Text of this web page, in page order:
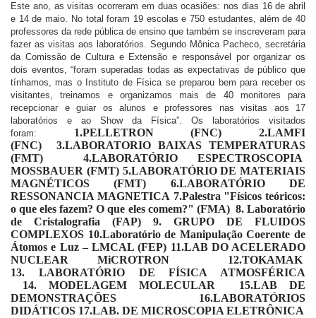
Este ano, as visitas ocorreram em duas ocasiões: nos dias 16 de abril
e 14 de maio. No total foram 19 escolas e 750 estudantes, além de 40
professores da rede pública de ensino que também se inscreveram para
fazer as visitas aos laboratórios. Segundo Mônica Pacheco, secretária
da Comissão de Cultura e Extensão e responsável por organizar os
dois eventos, “foram superadas todas as expectativas de público que
tínhamos, mas o Instituto de Física se preparou bem para receber os
visitantes, treinamos e organizamos mais de 40 monitores para
recepcionar e guiar os alunos e professores nas visitas aos 17
laboratórios e ao Show da Física”. Os laboratórios visitados
foram: 1.PELLETRON (FNC) 2.LAMFI
(FNC)
3.LABORATORIO BAIXAS TEMPERATURAS
(FMT)
4.LABORATÓRIO ESPECTROSCOPIA
MOSSBAUER (FMT) 5.LABORATÓRIO DE MATERIAIS
MAGNÉTICOS (FMT)
6.LABORATÓRIO DE
RESSONANCIA MAGNETICA 7.Palestra "Físicos teóricos:
o que eles fazem? O que eles comem?" (FMA) 8. Laboratório
de Cristalografia (FAP)
9.
GRUPO DE FLUIDOS
COMPLEXOS 10.Laboratório de Manipulação Coerente de
Átomos e Luz – LMCAL (FEP) 11.LAB DO ACELERADO
NUCLEAR MiCROTRON
12.TOKAMAK
13.
LABORATÓRIO DE FÍSICA ATMOSFÉRICA
14.
MODELAGEM MOLECULAR
15.LAB DE
DEMONSTRAÇÕES
16.LABORATÓRIOS
DIDÁTICOS 17.LAB. DE MICROSCOPIA ELETRÔNICA